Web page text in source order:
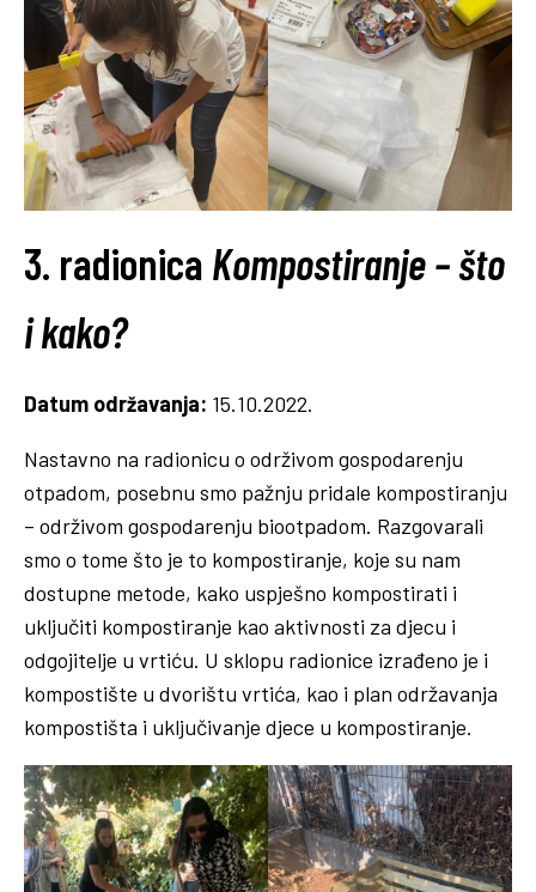
3. radionica Kompostiranje – što
i kako?
Datum održavanja: 15.10.2022.
Nastavno na radionicu o održivom gospodarenju
otpadom, posebnu smo pažnju pridale kompostiranju
– održivom gospodarenju biootpadom. Razgovarali
smo o tome što je to kompostiranje, koje su nam
dostupne metode, kako uspješno kompostirati i
uključiti kompostiranje kao aktivnosti za djecu i
odgojitelje u vrtiću. U sklopu radionice izrađeno je i
kompostište u dvorištu vrtića, kao i plan održavanja
kompostišta i uključivanje djece u kompostiranje.